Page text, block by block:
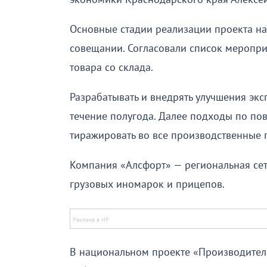
Основные стадии реализации проекта
совещании. Согласовали список
товара со склада.
Разрабатывать и внедрять улучшения
течение полугода. Далее подходы по
тиражировать во все производственные
Компания «Алсфорт» — региональная
грузовых иномарок и прицепов.
В национальном проекте